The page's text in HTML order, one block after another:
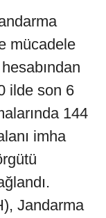
mücadele
ilde son 6
144
imha
Jandarma